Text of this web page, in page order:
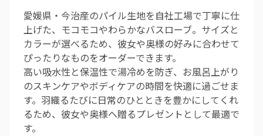
愛媛県・今治産のパイル生地を自社工場で丁寧に仕
上げた、モコモコやわらかなバスローブ。サイズと
カラーが選べるため、彼女や奥様の好みに合わせて
ぴったりなものをオーダーできます。
高い吸水性と保温性で湯冷めを防ぎ、お風呂上がり
のスキンケアやボディケアの時間を快適に過ごせま
す。羽織るたびに日常のひとときを豊かにしてくれ
るため、彼女や奥様へ贈るプレゼントとして最適で
す。